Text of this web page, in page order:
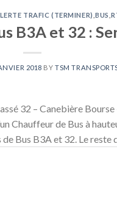
TRAFIC (TERMINER) ,BUS ,
B3A et 32 :
2018 BYTSM
32 – Canebière
Chauffeur de Bus à
Bus B3A et 32. Le reste